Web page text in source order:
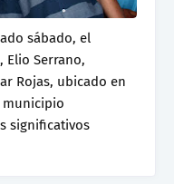
sábado, el
Elio Serrano,
Rojas, ubicado en
municipio
significativos